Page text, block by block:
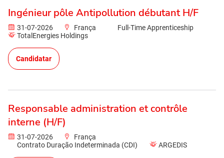
Ingénieur pôle Antipollution débutant H/F
31-07-2026 França
Full-Time Apprenticeship
TotalEnergies Holdings
Candidatar
Responsable administration et contrôle
interne (H/F)
31-07-2026
França
Contrato Duração Indeterminada (CDI)
ARGEDIS